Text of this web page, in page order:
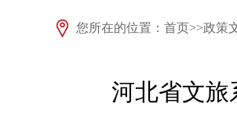
您所在的位置： 首页>>政策
河北省文旅